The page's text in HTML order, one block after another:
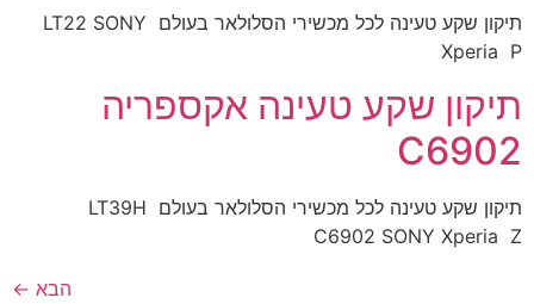
תיקון שקע טעינה לכל מכשירי הסלולאר בעולם LT22 SONY
Xperia P
תיקון שקע טעינה אקספריה
C6902
תיקון שקע טעינה לכל מכשירי הסלולאר בעולם LT39H
C6902 SONY Xperia Z
הבא ←